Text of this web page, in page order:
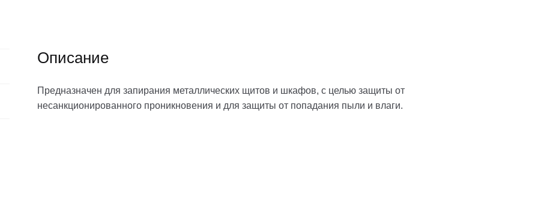
Описание
Предназначен для запирания металлических щитов и шкафов, с целью защиты от
несанкционированного проникновения и для защиты от попадания пыли и влаги.